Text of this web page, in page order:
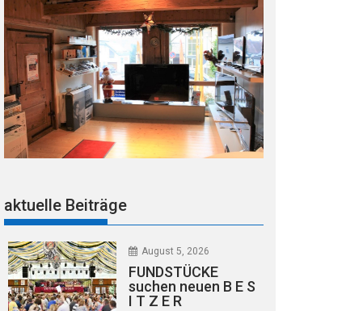
aktuelle Beiträge
August 5, 2026
FUNDSTÜCKE
suchen neuen B E S
I T Z E R